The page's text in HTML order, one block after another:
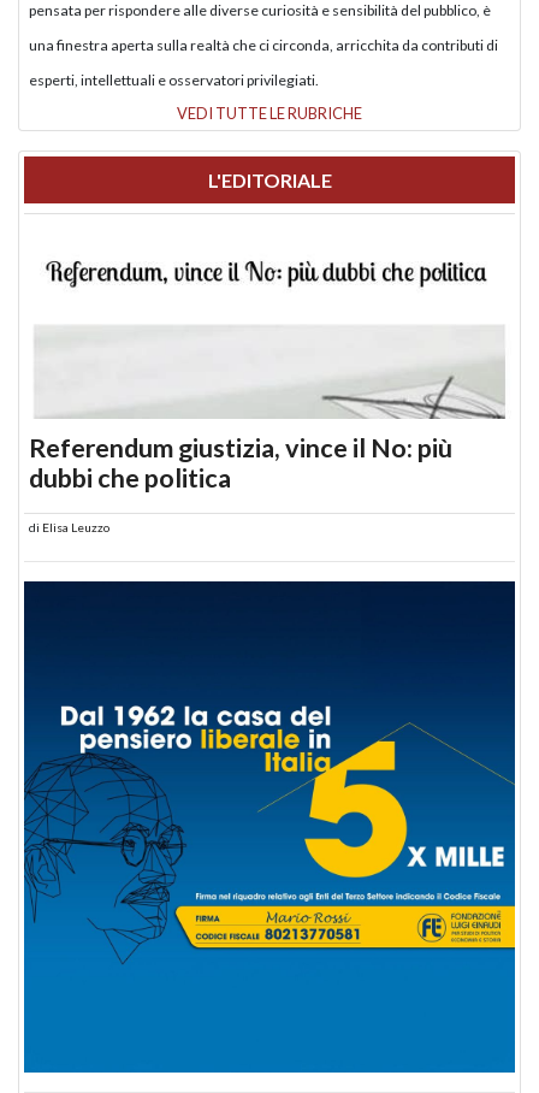
pensata per rispondere alle diverse curiosità e sensibilità del pubblico, è
una finestra aperta sulla realtà che ci circonda, arricchita da contributi di
esperti, intellettuali e osservatori privilegiati.
VEDI TUTTE LE RUBRICHE
L'EDITORIALE
Referendum giustizia, vince il No: più
dubbi che politica
di Elisa Leuzzo